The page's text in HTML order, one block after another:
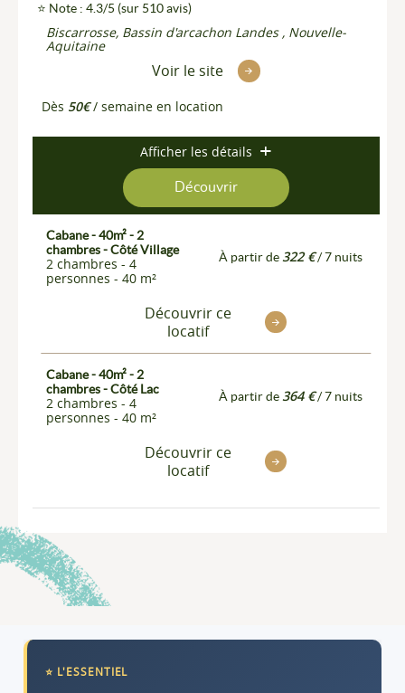
⭐ Note : 4.3/5 (sur 510 avis)
Biscarrosse, Bassin d'arcachon Landes , Nouvelle-
Aquitaine
Voir le site
Dès 50€/ semaine en location
Afficher les détails
Découvrir
Cabane - 40m² - 2
chambres - Côté Village
2 chambres - 4
personnes - 40 m²
À partir de322 €/ 7 nuits
Découvrir ce
locatif
Cabane - 40m² - 2
chambres - Côté Lac
2 chambres - 4
personnes - 40 m²
À partir de364 €/ 7 nuits
Découvrir ce
locatif
⭐ L'ESSENTIEL